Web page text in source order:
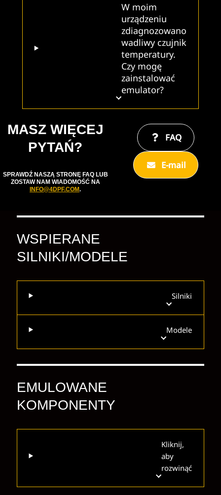
W moim
urządzeniu
zdiagnozowano
wadliwy czujnik
temperatury.
Czy mogę
zainstalować
emulator?
MASZ WIĘCEJ
PYTAŃ?
SPRAWDŹ NASZĄ STRONĘ FAQ LUB
ZOSTAW NAM WIADOMOŚĆ NA
INFO@4DPF.COM.
FAQ
E-mail
WSPIERANE
SILNIKI/MODELE
Silniki
Modele
EMULOWANE
KOMPONENTY
Kliknij,
aby
rozwinąć